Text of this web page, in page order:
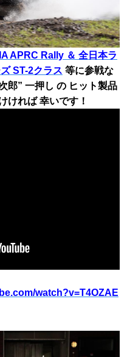
APRC Rally ＆ 全日本ラ
ST-2クラス 等に参戦な
郎” 一押し の ヒット製品
ければ 幸いです！
watch?v=T4OZAE